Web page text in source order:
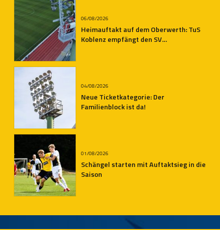
06/08/2026
Heimauftakt auf dem Oberwerth: TuS
Koblenz empfängt den SV
04/08/2026
Neue Ticketkategorie: Der
Familienblock ist da!
01/08/2026
Schängel starten mit Auftaktsieg in die
Saison